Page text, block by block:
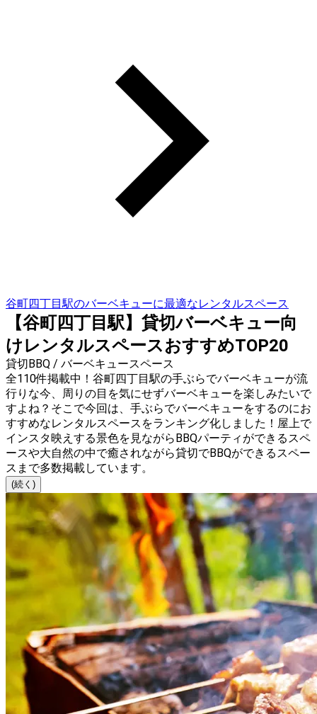
谷町四丁目駅のバーベキューに最適なレンタルスペース
【谷町四丁目駅】貸切バーベキュー向
けレンタルスペースおすすめTOP20
貸切BBQ / バーベキュースペース
全110件掲載中！谷町四丁目駅の手ぶらでバーベキューが流
行りな今、周りの目を気にせずバーベキューを楽しみたいで
すよね？そこで今回は、手ぶらでバーベキューをするのにお
すすめなレンタルスペースをランキング化しました！屋上で
インスタ映えする景色を見ながらBBQパーティができるスペ
ースや大自然の中で癒されながら貸切でBBQができるスペー
スまで多数掲載しています。
(続く)